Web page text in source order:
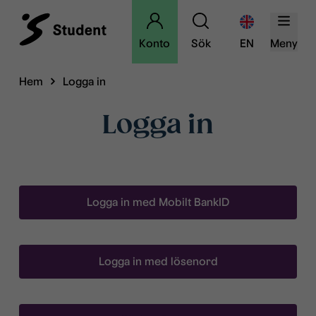
Konto Sök EN Meny
Hem Logga in
Logga in
Logga in med Mobilt BankID
Logga in med lösenord